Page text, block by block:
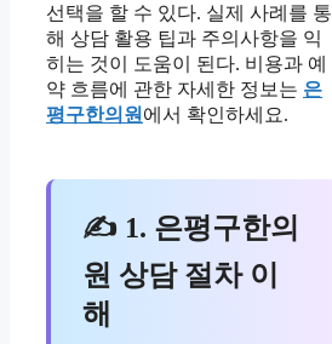
선택을 할 수 있다. 실제 사례를 통
해 상담 활용 팁과 주의사항을 익
히는 것이 도움이 된다. 비용과 예
약 흐름에 관한 자세한 정보는 은
평구한의원 에서 확인하세요.
✍ 1. 은평구한의
원 상담 절차 이
해